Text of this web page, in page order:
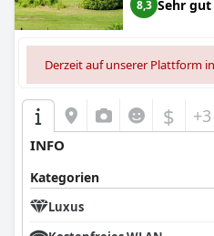
8,3 Sehr gut
Derzeit auf unserer Plattform
$ +3
INFO
Kategorien
Luxus